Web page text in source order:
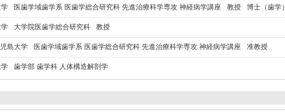
医歯学域歯学系 医歯学総合研究科 先進治療科学専攻 神経病学講座 教授 博士（歯学）
大学院医歯学総合研究科 教授
島大学 医歯学域歯学系 医歯学総合研究科 先進治療科学専攻 神経病学講座 准教授
歯学部 歯学科 人体構造解剖学